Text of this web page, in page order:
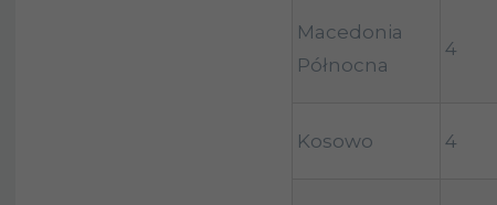
Macedonia
Północna
4
Kosowo 4